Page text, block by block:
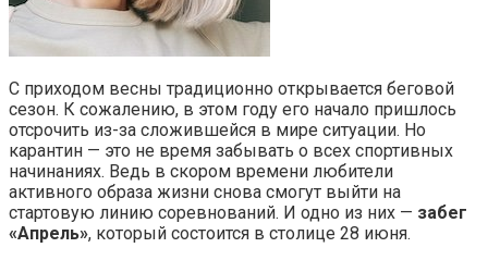
С приходом весны традиционно открывается беговой
сезон. К сожалению, в этом году его начало пришлось
отсрочить из-за сложившейся в мире ситуации. Но
карантин — это не время забывать о всех спортивных
начинаниях. Ведь в скором времени любители
активного образа жизни снова смогут выйти на
стартовую линию соревнований. И одно из них — забег
«Апрель», который состоится в столице 28 июня.